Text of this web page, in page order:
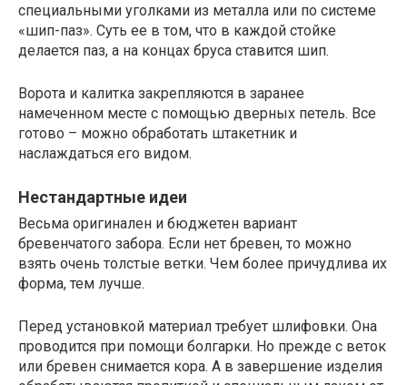
специальными уголками из металла или по системе
«шип-паз». Суть ее в том, что в каждой стойке
делается паз, а на концах бруса ставится шип.
Ворота и калитка закрепляются в заранее
намеченном месте с помощью дверных петель. Все
готово – можно обработать штакетник и
наслаждаться его видом.
Нестандартные идеи
Весьма оригинален и бюджетен вариант
бревенчатого забора. Если нет бревен, то можно
взять очень толстые ветки. Чем более причудлива их
форма, тем лучше.
Перед установкой материал требует шлифовки. Она
проводится при помощи болгарки. Но прежде с веток
или бревен снимается кора. А в завершение изделия